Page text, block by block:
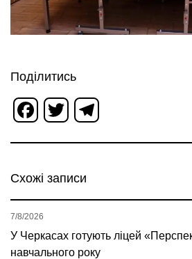
Поділитись
Facebook
Twitter
Схожі записи
У Черкасах готують ліцей
навчального року
7/8/2026